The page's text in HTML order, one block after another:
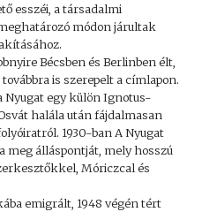
esszéi, a társadalmi
módon járultak
Bécsben és Berlinben élt,
is szerepelt a címlapon.
Nyugat egy külön Ignotus-
halála után fájdalmasan
1930-ban A Nyugat
meg álláspontját, mely hosszú
Móriczcal és
emigrált, 1948 végén tért